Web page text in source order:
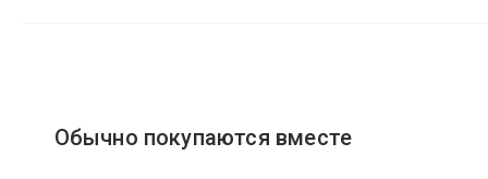
Обычно покупаются вместе